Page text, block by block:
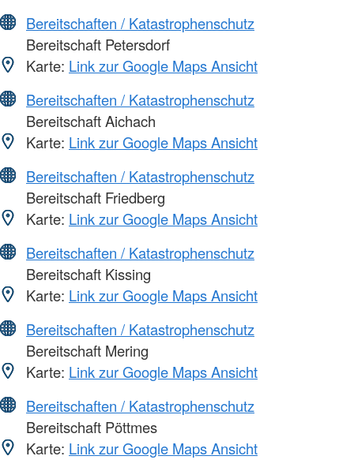
Bereitschaften / Katastrophenschutz
Bereitschaft Petersdorf
Karte: Link zur Google Maps Ansicht
Bereitschaften / Katastrophenschutz
Bereitschaft Aichach
Karte: Link zur Google Maps Ansicht
Bereitschaften / Katastrophenschutz
Bereitschaft Friedberg
Karte: Link zur Google Maps Ansicht
Bereitschaften / Katastrophenschutz
Bereitschaft Kissing
Karte: Link zur Google Maps Ansicht
Bereitschaften / Katastrophenschutz
Bereitschaft Mering
Karte: Link zur Google Maps Ansicht
Bereitschaften / Katastrophenschutz
Bereitschaft Pöttmes
Karte: Link zur Google Maps Ansicht